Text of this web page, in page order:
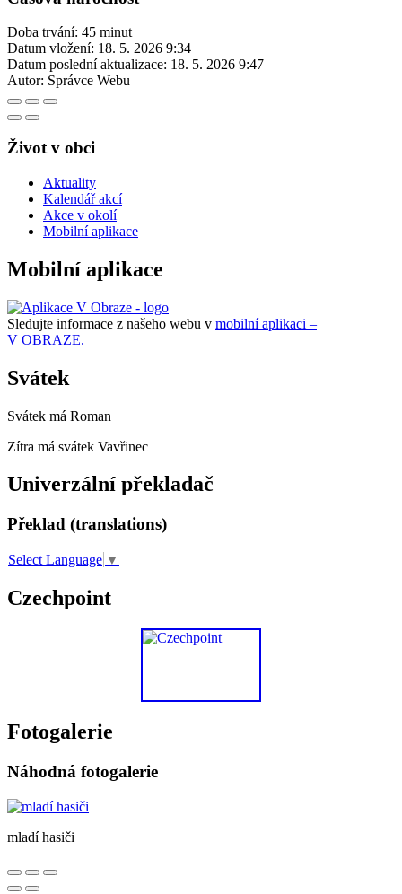
Doba trvání: 45 minut
Datum vložení: 18. 5. 2026 9:34
Datum poslední aktualizace: 18. 5. 2026 9:47
Autor: Správce Webu
Život v obci
Aktuality
Kalendář akcí
Akce v okolí
Mobilní aplikace
Mobilní aplikace
Sledujte informace z našeho webu v mobilní aplikaci –
V OBRAZE.
Svátek
Svátek má Roman
Zítra má svátek Vavřinec
Univerzální překladač
Překlad (translations)
Select Language ▼
Czechpoint
Fotogalerie
Náhodná fotogalerie
mladí hasiči